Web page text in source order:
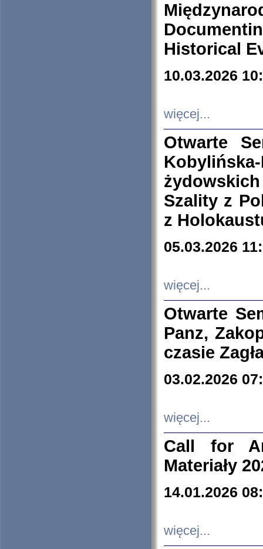
Historical
10.03.2026
więcej...
Otwarte
Szality z
z
05.03.2026
więcej...
Otwarte
Panz,
czasie
03.02.2026
więcej...
Call for
Materiały
14.01.2026
więcej...